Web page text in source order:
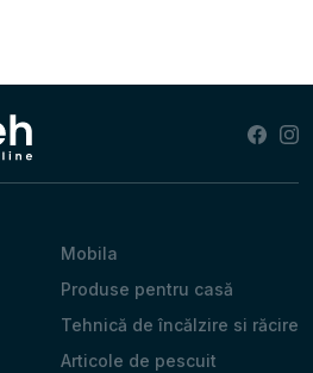
Mobila
Produse pentru casă
Tehnică de încălzire si răcire
Articole de pescuit